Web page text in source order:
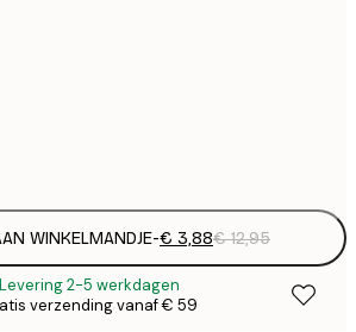
WINKELMANDJE-€ 3,88€ 12,95
Levering 2-5 werkdagen
verzending vanaf € 59